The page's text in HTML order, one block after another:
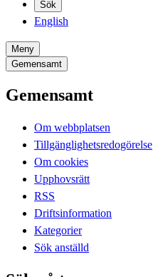
Sök
English
Meny
Gemensamt
Gemensamt
Om webbplatsen
Tillgänglighetsredogörelse
Om cookies
Upphovsrätt
RSS
Driftsinformation
Kategorier
Sök anställd